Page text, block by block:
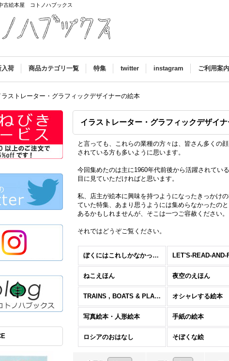
古絵本屋 コトノハブックス
入荷 商品カテゴリ一覧 特集 twitter instagram ご利用案内
ラストレーター・グラフィックデザイナーの絵本
イラストレーター・グラフィックデザイ
と言っても、これらの業種の方々は、皆さん多くの
されている方も多いように思います。
今回集めたのは主に1960年代前後から活躍されてい
目に見ていただければと思います。
私、店主が絵本に興味を持つようになったきっかけ
ていた特集、あまり思うようには集めらなかったの
あるかもしれませんが、そこは一つご容赦ください。
それではどうぞご覧ください。
ぼくにはこれしかなかった。
ねこえほん 夜空のえほん
TRAINS , BOATS & PLANES オシャレする絵本
写真絵本・人形絵本 手紙の絵本
ロシアのおはなし そぼくな絵